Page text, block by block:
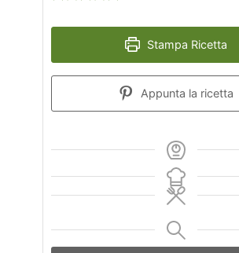
Stampa Ricetta
Appunta la ricetta